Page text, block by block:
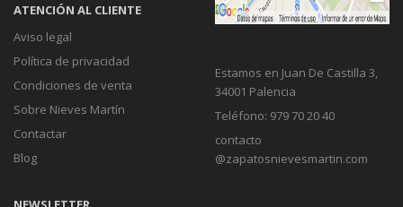
ATENCIÓN AL CLIENTE
Aviso legal
Política de privacidad
Condiciones de venta
Sobre Nieves Martín
Contactar
Blog
Estamos en Juan De Castilla 3,
34001 Palencia
Teléfono: 979 70 20 40
contacto
@zapatosnievesmartin.com